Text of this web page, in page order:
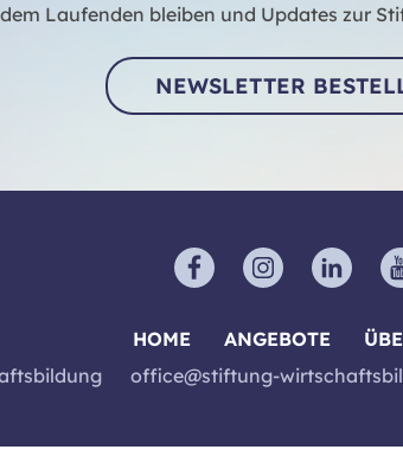
Laufenden bleiben und Updates zur
NEWSLETTER
HOME ANGEBOTE
office@stiftung-